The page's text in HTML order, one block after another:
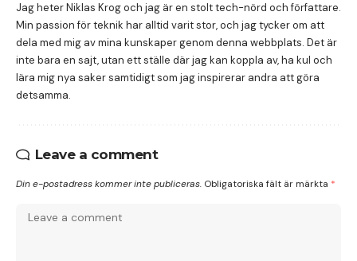
Jag heter Niklas Krog och jag är en stolt tech-nörd och författare.
Min passion för teknik har alltid varit stor, och jag tycker om att
dela med mig av mina kunskaper genom denna webbplats. Det är
inte bara en sajt, utan ett ställe där jag kan koppla av, ha kul och
lära mig nya saker samtidigt som jag inspirerar andra att göra
detsamma.
Leave a comment
Din e-postadress kommer inte publiceras. Obligatoriska fält är märkta *